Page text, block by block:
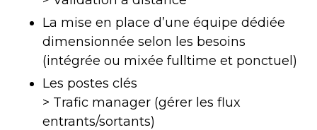
La mise en place d’une équipe dédiée
dimensionnée selon les besoins
(intégrée ou mixée fulltime et ponctuel)
Les postes clés
> Trafic manager (gérer les flux
entrants/sortants)